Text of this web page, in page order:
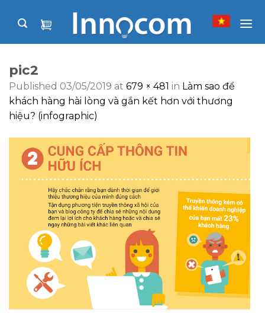
pic2
Published 03/05/2019 at 679 × 481 in Làm sao để
khách hàng hài lòng và gắn kết hơn với thương
hiệu? (infographic)